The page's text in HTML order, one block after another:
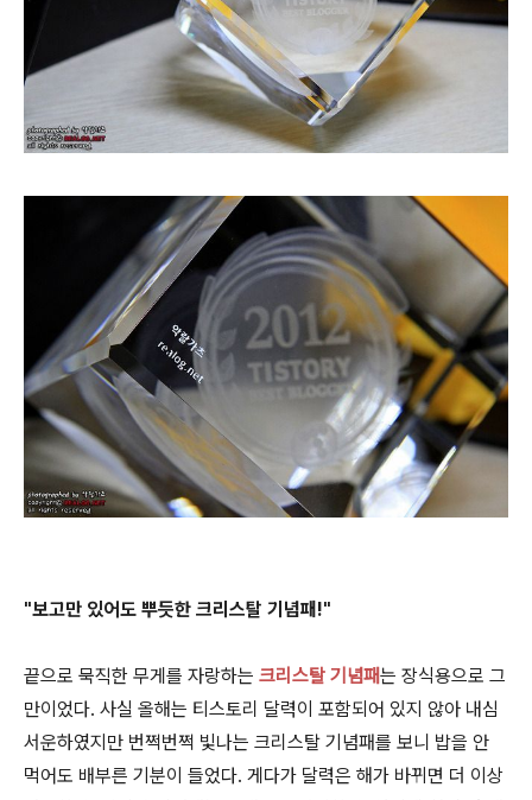
"보고만 있어도 뿌듯한 크리스탈 기념패!"
끝으로 묵직한 무게를 자랑하는 크리스탈 기념패는 장식용으로 그
만이었다. 사실 올해는 티스토리 달력이 포함되어 있지 않아 내심
서운하였지만 번쩍번쩍 빛나는 크리스탈 기념패를 보니 밥을 안
먹어도 배부른 기분이 들었다. 게다가 달력은 해가 바뀌면 더 이상